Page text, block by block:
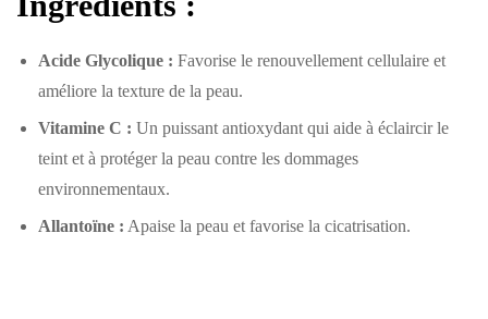
Acide Glycolique : Favorise le renouvellement cellulaire et
améliore la texture de la peau.
Vitamine C : Un puissant antioxydant qui aide à éclaircir le
teint et à protéger la peau contre les dommages
environnementaux.
Allantoïne : Apaise la peau et favorise la cicatrisation.